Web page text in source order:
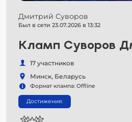
Дмитрий Суворов
Был в сети 23.07.2026 в 13:32
Кламп Суворов
17 участников
Минск, Беларусь
Формат клампа: Offline
Достижения: